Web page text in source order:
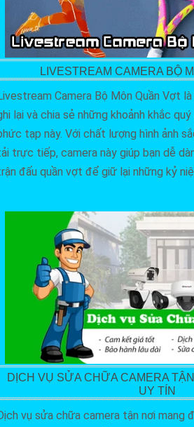
LIVESTREAM CAMERA BỘ
Camera Bộ Môn Quần Vợt
lại và chia sẻ những khoảnh khắc
tạp này. Với chất lượng hình ảnh
trực tiếp, camera này giúp bạn dễ
đấu quần vợt để giữ lại những kỷ
DỊCH VỤ SỬA CHỮA CAMERA
UY TÍN
vụ sửa chữa camera tận nơi mang